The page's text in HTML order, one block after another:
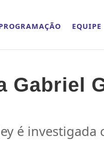
EQUIPE
é investigada